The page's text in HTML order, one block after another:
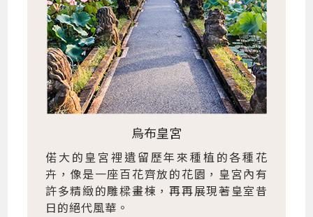
烏布皇宮
偌大的皇宮裡遺留歷年來種植的各種花
卉，像是一座百花齊放的花園，皇宮內有
許多精緻的雕樑畫棟，再再展現著皇室昔
日的絕代風華。